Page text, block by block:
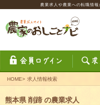
農業求人や農業への転職情
HOME> 求人情報検索
熊本県 削蹄 の農業求人